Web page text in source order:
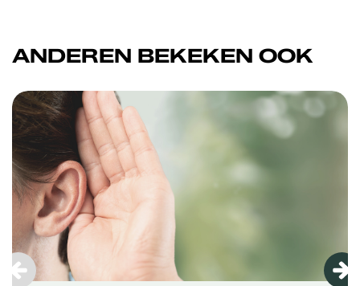
ANDEREN BEKEKEN OOK
Overslaan